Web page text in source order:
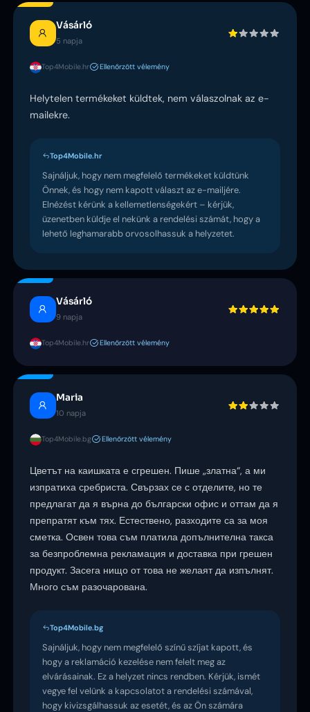
Vásárló
5 napja
Top4Mobile.hr Ellenőrzött vélemény
Helytelen termékeket küldtek, nem válaszolnak az e-
mailekre.
Top4Mobile.hr
Sajnáljuk, hogy nem megfelelő termékeket küldtünk
Önnek, és hogy nem kapott választ az e-mailjére.
Elnézést kérünk a kellemetlenségekért – kérjük,
üzenetben küldje el nekünk a rendelési számát, hogy a
lehető leghamarabb orvosolhassuk a helyzetet.
Vásárló
9 napja
Top4Mobile.hr Ellenőrzött vélemény
Maria
10 napja
Top4Mobile.bg Ellenőrzött vélemény
Цветът на каишката е сгрешен. Пише „златна“, а ми
изпратиха сребриста. Свързах се с отделите, но те
предлагат да я върна до български офис и оттам да я
препратят към тях. Естествено, разходите са за моя
сметка. Освен това съм платила допълнителна такса
за безпроблемна рекламация и доставка при грешен
продукт. Засега нищо от това не желаят да изпълнят.
Много съм разочарована.
Top4Mobile.bg
Sajnáljuk, hogy nem megfelelő színű szíjat kapott, és
hogy a reklamáció kezelése nem felelt meg az
elvárásainak. Ez a helyzet nincs rendben. Kérjük, ismét
vegye fel velünk a kapcsolatot a rendelési számával,
hogy kivizsgálhassuk az esetét, és az Ön számára